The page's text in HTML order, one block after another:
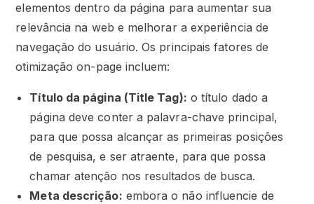
elementos dentro da página para aumentar sua
relevância na web e melhorar a experiência de
navegação do usuário. Os principais fatores de
otimização on-page incluem:
Título da página (Title Tag): o título dado a
página deve conter a palavra-chave principal,
para que possa alcançar as primeiras posições
de pesquisa, e ser atraente, para que possa
chamar atenção nos resultados de busca.
Meta descrição: embora o não influencie de